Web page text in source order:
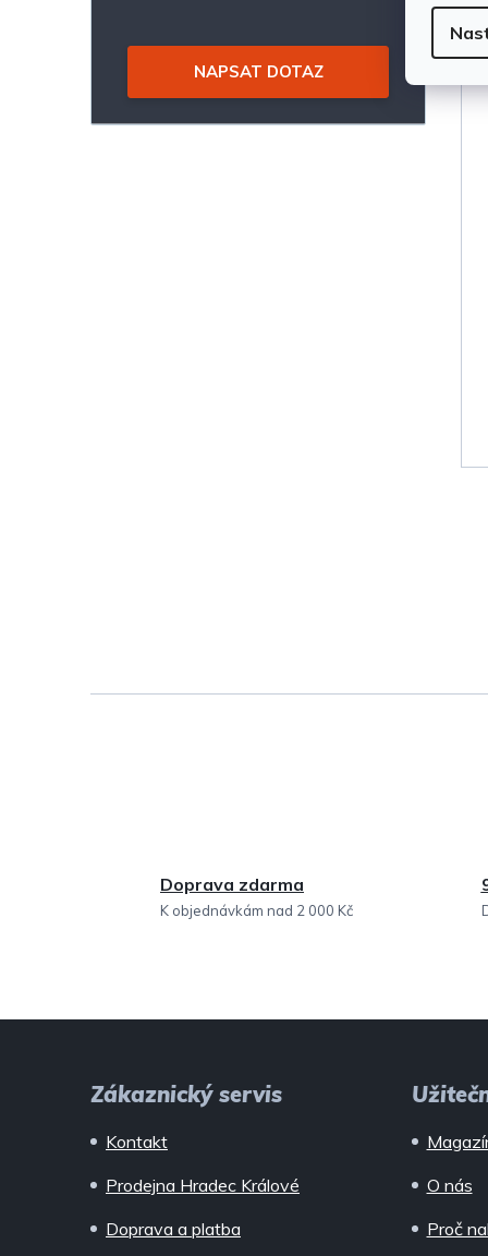
NAPSAT DOTAZ
Doprava zdarma
K objednávkám nad 2 000 Kč
Zákaznický servis
Kontakt
Prodejna Hradec Králové
Doprava a platba
O nás
Proč